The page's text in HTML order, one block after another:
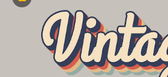
Premium